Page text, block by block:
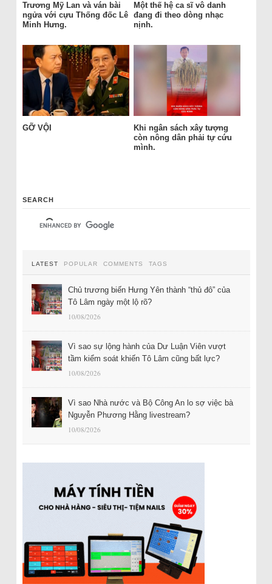
Trương Mỹ Lan và ván bài
ngửa với cựu Thống đốc Lê
Minh Hưng.
Một thế hệ ca sĩ vô danh
đang đi theo dòng nhạc
nịnh.
GỠ VỘI
Khi ngân sách xây tượng
còn nông dân phải tự cứu
mình.
SEARCH
LATEST POPULAR COMMENTS TAGS
Chủ trương biến Hưng Yên thành “thủ đô” của
Tô Lâm ngày một lộ rõ?
10/08/2026
Vì sao sự lộng hành của Dư Luận Viên vượt
tầm kiểm soát khiến Tô Lâm cũng bất lực?
10/08/2026
Vì sao Nhà nước và Bộ Công An lo sợ việc bà
Nguyễn Phương Hằng livestream?
10/08/2026